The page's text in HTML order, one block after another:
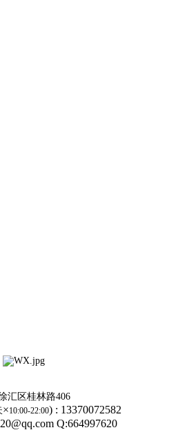
汇区桂林路406
×10:00-22:00): 13370072582
Q:664997620